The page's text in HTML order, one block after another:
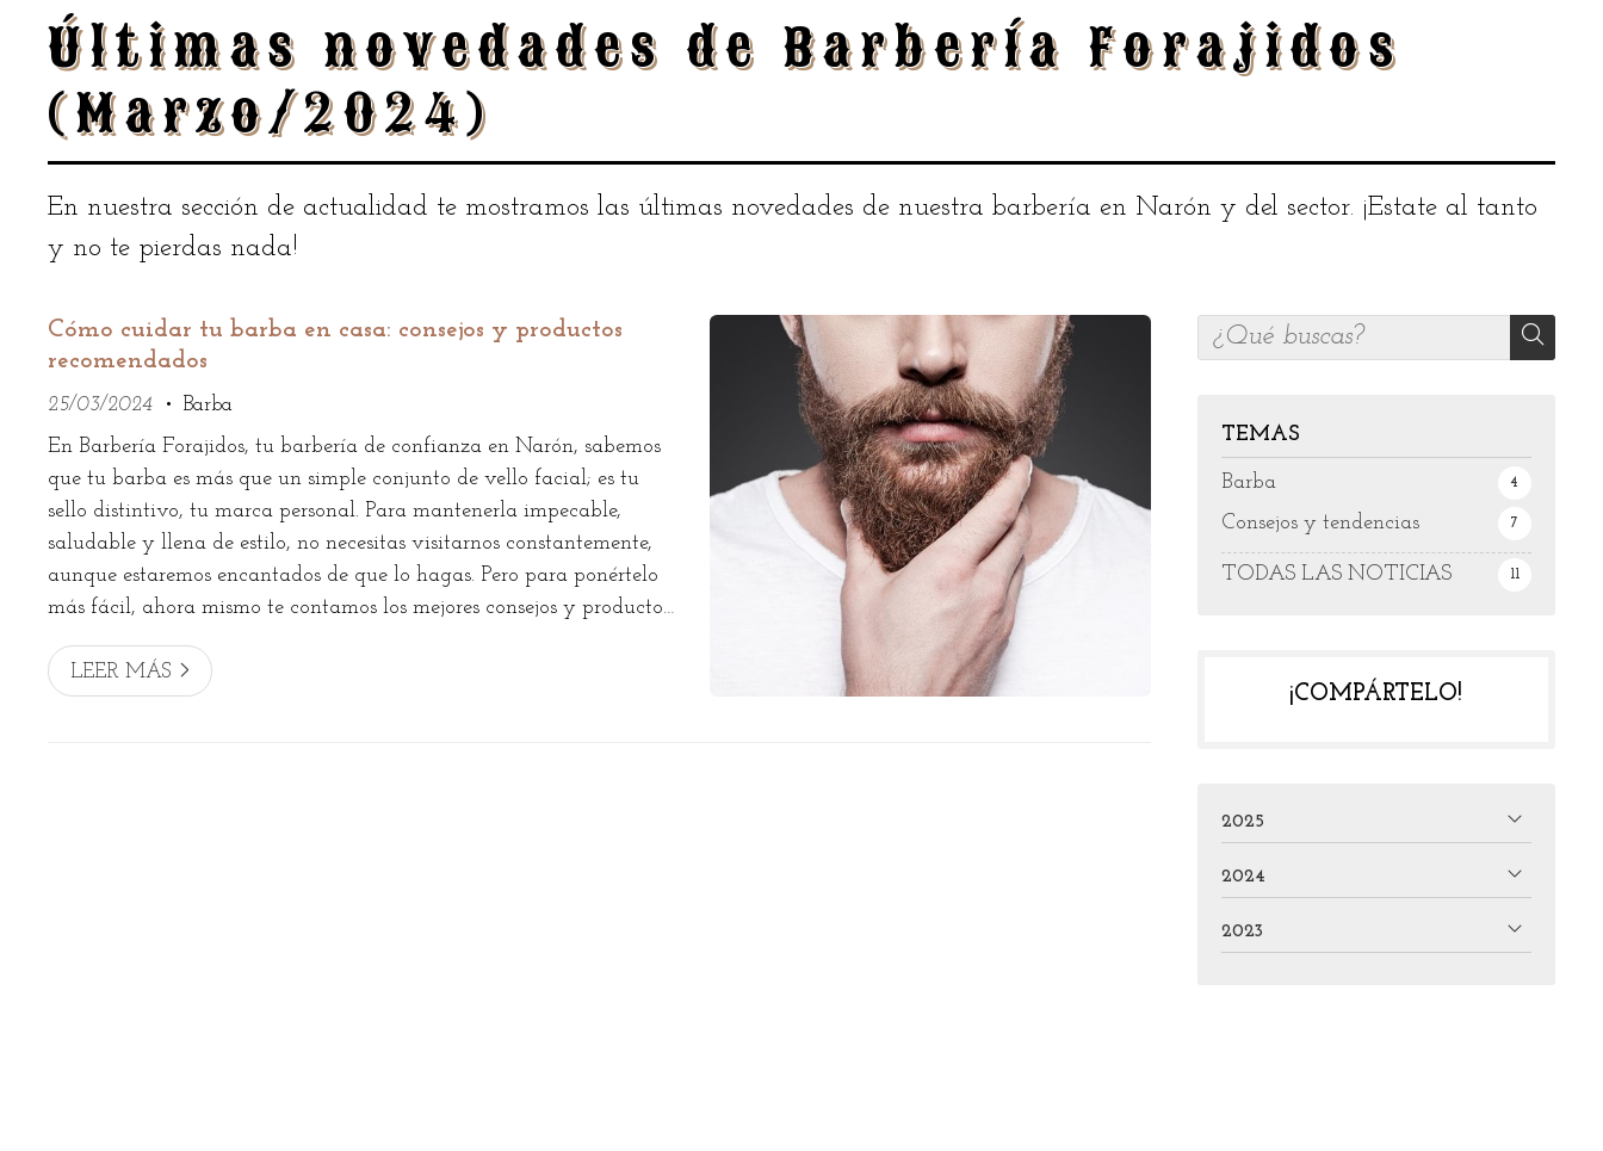
Últimas novedades de Barbería Forajidos
(Marzo/2024)
En nuestra sección de actualidad te mostramos las últimas novedades de nuestra barbería en Narón y del sector. ¡Estate al tanto
y no te pierdas nada!
TEMAS
TODAS LAS NOTICIAS 11
Barba 4
Consejos y tendencias 7
Cómo cuidar tu barba en casa: consejos y productos
recomendados
25/03/2024 Barba
En Barbería Forajidos, tu barbería de confianza en Narón, sabemos
que tu barba es más que un simple conjunto de vello facial; es tu
sello distintivo, tu marca personal. Para mantenerla impecable,
saludable y llena de estilo, no necesitas visitarnos constantemente,
aunque estaremos encantados de que lo hagas. Pero para ponértelo
más fácil, ahora mismo te contamos los mejores consejos y productos
hidratación constante El primer paso...
LEER MÁS
¡COMPÁRTELO!
2025
2024
2023